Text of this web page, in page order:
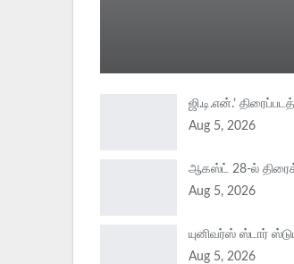
ஜி.டி.என்.’
Aug 5, 2026
ஆகஸ்ட் 28-ல்
Aug 5, 2026
யுனிவர்ஸ் ஸ்டார்
Aug 5, 2026